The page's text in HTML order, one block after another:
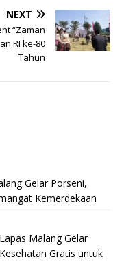
NEXT
“Zaman
RI ke-80
Tahun
Gelar Porseni,
Kemerdekaan
Malang Gelar
Gratis untuk